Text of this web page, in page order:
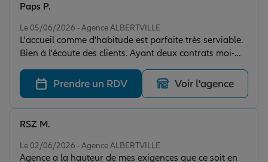
Le 05/06/2026 - Agence ALBERTVILLE
L'accueil comme d'habitude est parfaite très serviable.
Bien à l'écoute des clients. Ayant deux contrats moi-
même et en ayant fait venir mes deux filles chez Allianz
j'espère que mon contrat sera revu correctement au
niveau tarif.
Paps P.
Prendre un RDV Voir l'agence
Le 02/06/2026 - Agence ALBERTVILLE
Agence a la hauteur de mes exigences que ce soit en
RSZ M.